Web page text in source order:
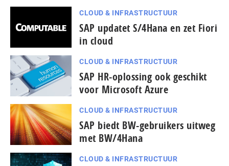
CLOUD & INFRASTRUCTUUR
SAP updatet S/4Hana en zet Fiori
in cloud
CLOUD & INFRASTRUCTUUR
SAP HR-oplossing ook geschikt
voor Microsoft Azure
CLOUD & INFRASTRUCTUUR
SAP biedt BW-gebruikers uitweg
met BW/4Hana
CLOUD & INFRASTRUCTUUR